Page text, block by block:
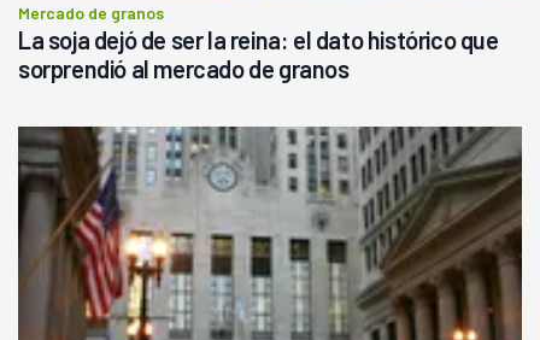
Mercado de granos
La soja dejó de ser la reina: el dato histórico que
sorprendió al mercado de granos